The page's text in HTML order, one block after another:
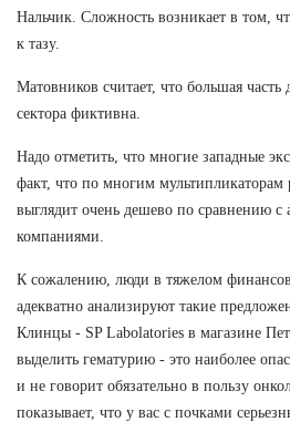
Нальчик. Сложность возникает в том,
к тазу.
Матовников считает, что большая часть
сектора фиктивна.
Надо отметить, что многие западные
факт, что по многим мультипликаторам
выглядит очень дешево по сравнению
компаниями.
К сожалению, люди в тяжелом
адекватно анализируют такие
Клинцы - SP Labolatories в магазине
выделить гематурию - это наиболее
и не говорит обязательно в пользу
показывает, что у вас с почками